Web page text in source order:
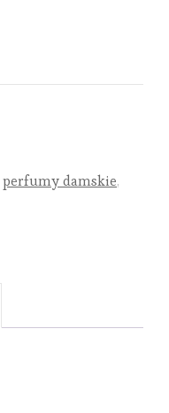
perfumy damskie,